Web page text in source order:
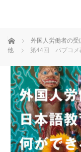
ホーム 外国人労働者の
他
第44回 パブコメ